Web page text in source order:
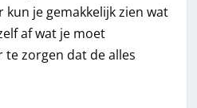
kun je gemakkelijk zien wat
af wat je moet
zorgen dat de alles